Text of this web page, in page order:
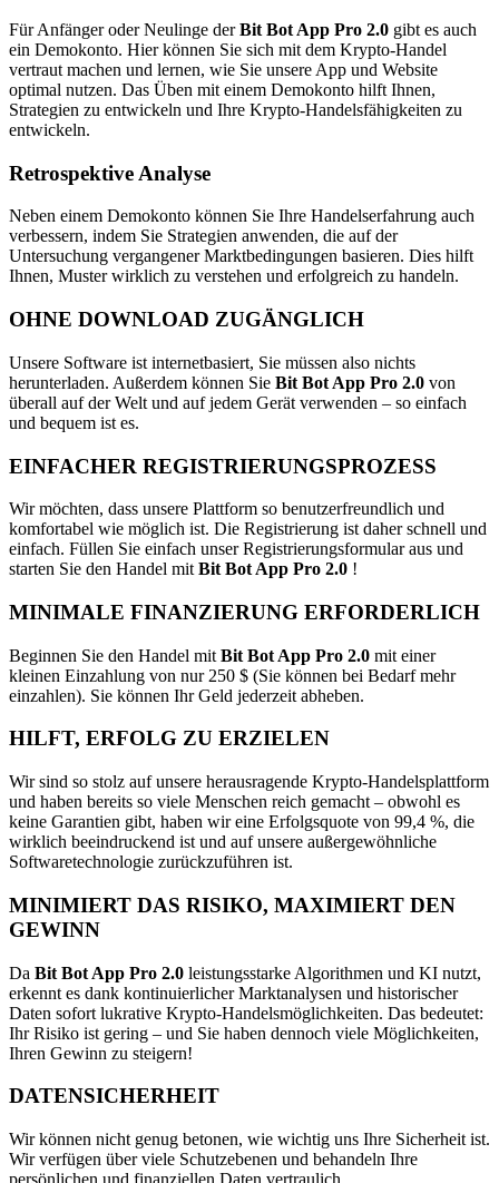
Für Anfänger oder Neulinge derBit Bot App Pro 2.0 gibt es auch
ein Demokonto. Hier können Sie sich mit dem Krypto-Handel
vertraut machen und lernen, wie Sie unsere App und Website
optimal nutzen. Das Üben mit einem Demokonto hilft Ihnen,
Strategien zu entwickeln und Ihre Krypto-Handelsfähigkeiten zu
entwickeln.
Retrospektive Analyse
Neben einem Demokonto können Sie Ihre Handelserfahrung auch
verbessern, indem Sie Strategien anwenden, die auf der
Untersuchung vergangener Marktbedingungen basieren. Dies hilft
Ihnen, Muster wirklich zu verstehen und erfolgreich zu handeln.
OHNE DOWNLOAD ZUGÄNGLICH
Unsere Software ist internetbasiert, Sie müssen also nichts
herunterladen. Außerdem können Sie Bit Bot App Pro 2.0 von
überall auf der Welt und auf jedem Gerät verwenden – so einfach
und bequem ist es.
EINFACHER REGISTRIERUNGSPROZESS
Wir möchten, dass unsere Plattform so benutzerfreundlich und
komfortabel wie möglich ist. Die Registrierung ist daher schnell und
einfach. Füllen Sie einfach unser Registrierungsformular aus und
starten Sie den Handel mit Bit Bot App Pro 2.0 !
MINIMALE FINANZIERUNG ERFORDERLICH
Beginnen Sie den Handel mit Bit Bot App Pro 2.0 mit einer
kleinen Einzahlung von nur 250 $ (Sie können bei Bedarf mehr
einzahlen). Sie können Ihr Geld jederzeit abheben.
HILFT, ERFOLG ZU ERZIELEN
Wir sind so stolz auf unsere herausragende Krypto-Handelsplattform
und haben bereits so viele Menschen reich gemacht – obwohl es
keine Garantien gibt, haben wir eine Erfolgsquote von 99,4 %, die
wirklich beeindruckend ist und auf unsere außergewöhnliche
Softwaretechnologie zurückzuführen ist.
MINIMIERT DAS RISIKO, MAXIMIERT DEN
GEWINN
Da Bit Bot App Pro 2.0 leistungsstarke Algorithmen und KI nutzt,
erkennt es dank kontinuierlicher Marktanalysen und historischer
Daten sofort lukrative Krypto-Handelsmöglichkeiten. Das bedeutet:
Ihr Risiko ist gering – und Sie haben dennoch viele Möglichkeiten,
Ihren Gewinn zu steigern!
DATENSICHERHEIT
Wir können nicht genug betonen, wie wichtig uns Ihre Sicherheit ist.
Wir verfügen über viele Schutzebenen und behandeln Ihre
persönlichen und finanziellen Daten vertraulich.